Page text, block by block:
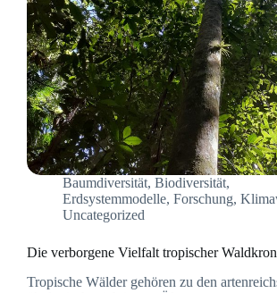
Baumdiversität, Biodiversität,
Erdsystemmodelle, Forschung,
Uncategorized
Die verborgene Vielfalt tropischer
Tropische Wälder gehören zu den